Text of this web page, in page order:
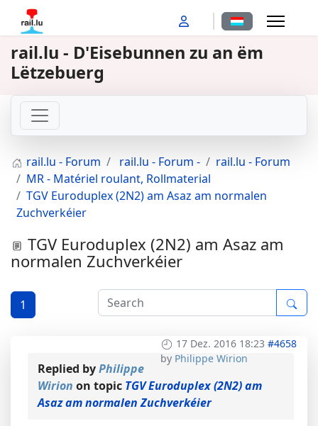
Sprache
rail.lu - D'Eisebunnen zu an ëm
Lëtzebuerg
rail.lu - Forum rail.lu - Forum -
rail.lu - Forum
MR - Matériel roulant, Rollmaterial
TGV Euroduplex (2N2) am Asaz am normalen
Zuchverkéier
TGV Euroduplex (2N2) am Asaz am
normalen Zuchverkéier
1
17 Dez. 2016 18:23 #4658
by Philippe Wirion
Replied byPhilippe
Wirion on topic TGV Euroduplex (2N2) am
Asaz am normalen Zuchverkéier